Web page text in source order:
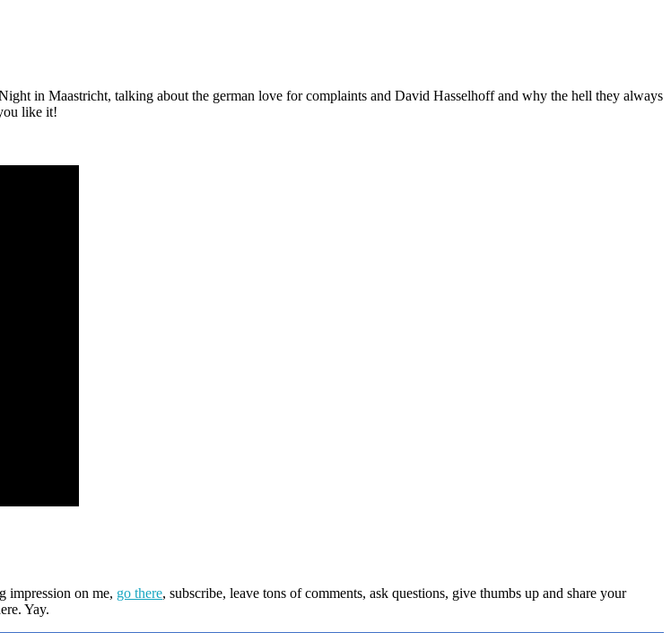
in Maastricht, talking about the german love for complaints and David Hasselhoff and why the hell they always
like it!
impression on me, go there, subscribe, leave tons of comments, ask questions, give thumbs up and share your
Yay.